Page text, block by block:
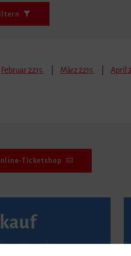
Februar 2215 März 2215 April
Ticketshop